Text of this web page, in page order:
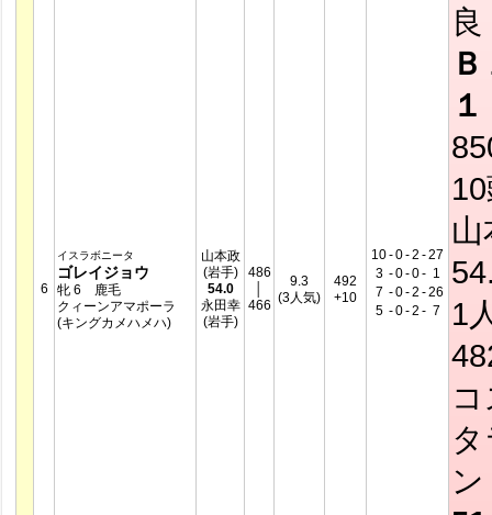
6
イスラボニータ
ゴレイジョウ
牝 6 鹿毛
クィーンアマポーラ
(キングカメハメハ)
山本政
(岩手)
54.0
永田幸
(岩手)
486
466
9.3
(3人気)
492
+10
10-0-2 -27
3 -0-0- 1
7 -0-2 -26
5 -0-2 - 7
良
１
1
ン